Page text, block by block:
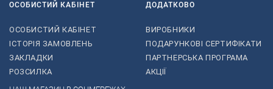
ОСОБИСТИЙ КАБІНЕТ
ОСОБИСТИЙ КАБІНЕТ
ІСТОРІЯ ЗАМОВЛЕНЬ
ЗАКЛАДКИ
РОЗСИЛКА
ДОДАТКОВО
ВИРОБНИКИ
ПОДАРУНКОВІ СЕРТИФІКАТИ
ПАРТНЕРСЬКА ПРОГРАМА
АКЦІЇ